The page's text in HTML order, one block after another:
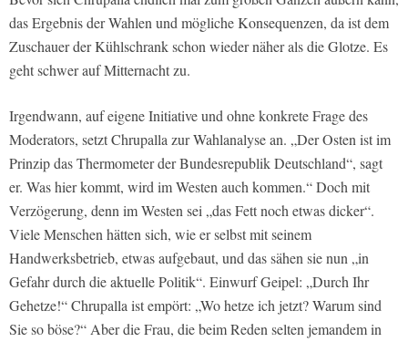
das Ergebnis der Wahlen und mögliche Konsequenzen, da ist dem
Zuschauer der Kühlschrank schon wieder näher als die Glotze. Es
geht schwer auf Mitternacht zu.
Irgendwann, auf eigene Initiative und ohne konkrete Frage des
Moderators, setzt Chrupalla zur Wahlanalyse an. „Der Osten ist im
Prinzip das Thermometer der Bundesrepublik Deutschland“, sagt
er. Was hier kommt, wird im Westen auch kommen.“ Doch mit
Verzögerung, denn im Westen sei „das Fett noch etwas dicker“.
Viele Menschen hätten sich, wie er selbst mit seinem
Handwerksbetrieb, etwas aufgebaut, und das sähen sie nun „in
Gefahr durch die aktuelle Politik“. Einwurf Geipel: „Durch Ihr
Gehetze!“ Chrupalla ist empört: „Wo hetze ich jetzt? Warum sind
Sie so böse?“ Aber die Frau, die beim Reden selten jemandem in